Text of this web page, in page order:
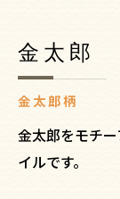
金太郎柄
金太郎
金太郎をモチ
イルです。